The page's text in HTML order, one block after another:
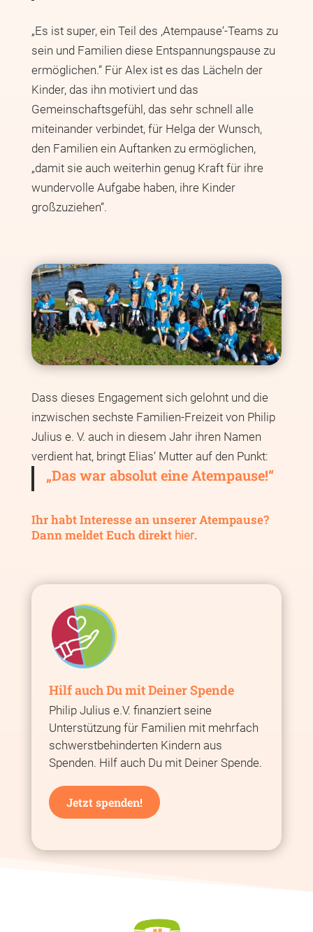
„Es ist super, ein Teil des ,Atempause‘-Teams zu
sein und Familien diese Entspannungspause zu
ermöglichen.“ Für Alex ist es das Lächeln der
Kinder, das ihn motiviert und das
Gemeinschaftsgefühl, das sehr schnell alle
miteinander verbindet, für Helga der Wunsch,
den Familien ein Auftanken zu ermöglichen,
„damit sie auch weiterhin genug Kraft für ihre
wundervolle Aufgabe haben, ihre Kinder
großzuziehen“.
Dass dieses Engagement sich gelohnt und die
inzwischen sechste Familien-Freizeit von Philip
Julius e. V. auch in diesem Jahr ihren Namen
verdient hat, bringt Elias‘ Mutter auf den Punkt:
„Das war absolut eine Atempause!“
Ihr habt Interesse an unserer Atempause?
Dann meldet Euch direkt hier.
Hilf auch Du mit Deiner Spende
Philip Julius e.V. finanziert seine
Unterstützung für Familien mit mehrfach
schwerstbehinderten Kindern aus
Spenden. Hilf auch Du mit Deiner Spende.
Jetzt spenden!